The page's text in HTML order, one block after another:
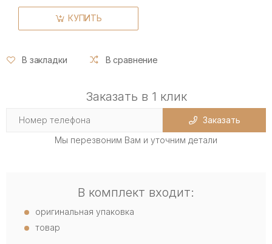
КУПИТЬ
В закладки В сравнение
Заказать в 1 клик
Заказать
Мы перезвоним Вам и уточним детали
В комплект входит:
оригинальная упаковка
товар